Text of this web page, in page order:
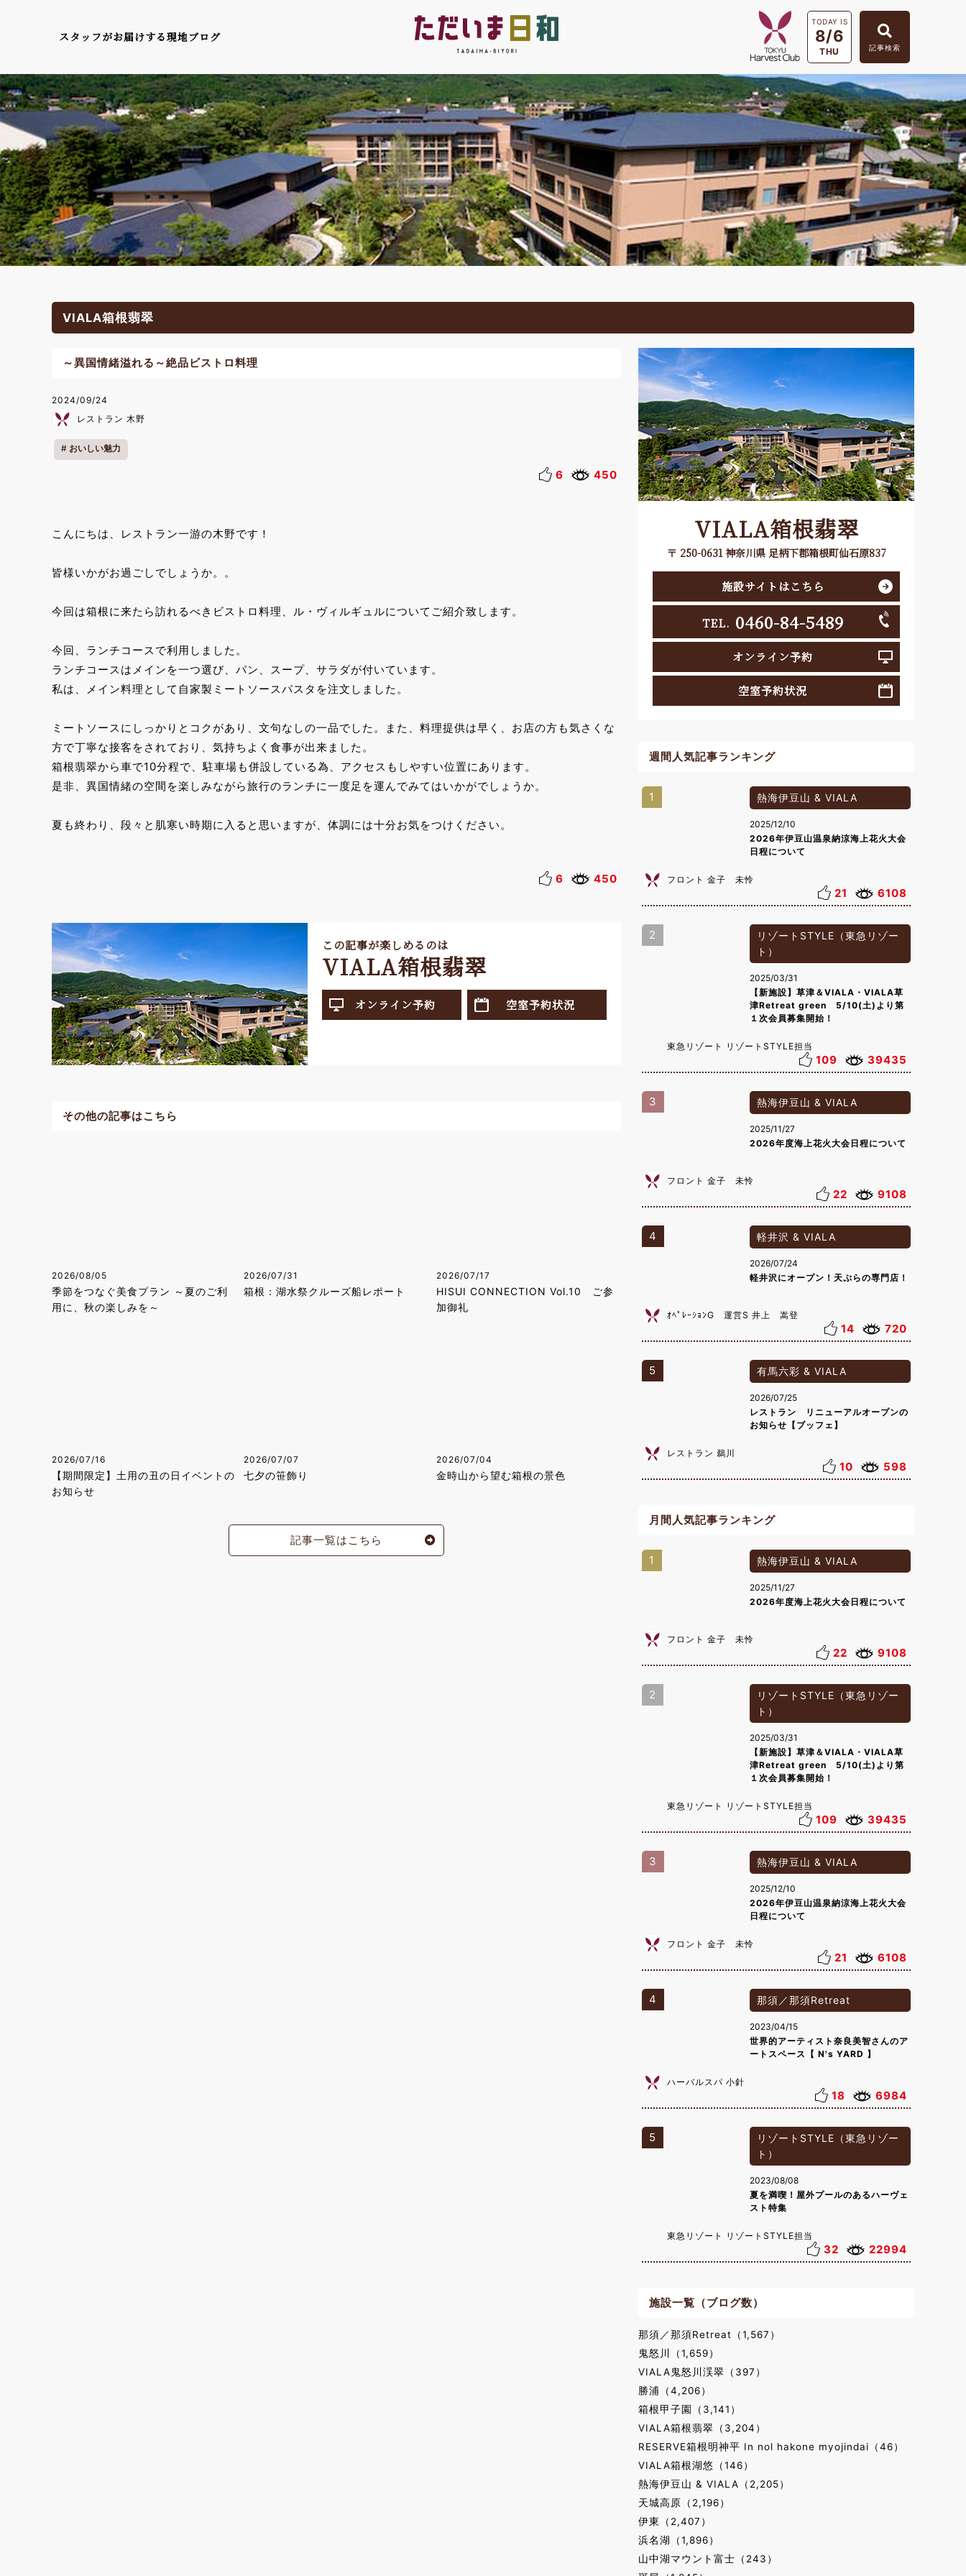
スタッフがお届けする現地ブログ
TODAY IS
8/6
THU 記事検索
VIALA箱根翡翠
～異国情緒溢れる～絶品ビストロ料理
2024/09/24
レストラン 木野
おいしい魅力
6 450
こんにちは、レストラン一游の木野です！
皆様いかがお過ごしでしょうか。。
今回は箱根に来たら訪れるべきビストロ料理、ル・ヴィルギュルについてご紹介致します。
今回、ランチコースで利用しました。
ランチコースはメインを一つ選び、パン、スープ、サラダが付いています。
私は、メイン料理として自家製ミートソースパスタを注文しました。
ミートソースにしっかりとコクがあり、文句なしの一品でした。また、料理提供は早く、お店の方も気さくな
方で丁寧な接客をされており、気持ちよく食事が出来ました。
箱根翡翠から車で10分程で、駐車場も併設している為、アクセスもしやすい位置にあります。
是非、異国情緒の空間を楽しみながら旅行のランチに一度足を運んでみてはいかがでしょうか。
夏も終わり、段々と肌寒い時期に入ると思いますが、体調には十分お気をつけください。
6 450
この記事が楽しめるのは
VIALA箱根翡翠
オンライン予約 空室予約状況
その他の記事はこちら
2026/08/05
季節をつなぐ美食プラン ～夏のご利
用に、秋の楽しみを～
2026/07/31
箱根：湖水祭クルーズ船レポート
2026/07/17
HISUI CONNECTION Vol.10 ご参
加御礼
2026/07/16
【期間限定】土用の丑の日イベントの
お知らせ
2026/07/07
七夕の笹飾り
2026/07/04
金時山から望む箱根の景色
記事一覧はこちら
VIALA箱根翡翠
〒 250-0631 神奈川県 足柄下郡箱根町仙石原837
施設サイトはこちら
TEL. 0460-84-5489
オンライン予約
空室予約状況
週間人気記事ランキング
1 熱海伊豆山 & VIALA
2025/12/10
2026年伊豆山温泉納涼海上花火大会
日程について
フロント 金子 未怜
21 6108
2
リゾートSTYLE（東急リゾー
ト）
2025/03/31
【新施設】草津＆VIALA・VIALA草
津Retreat green 5/10(土)より第
１次会員募集開始！
東急リゾート リゾートSTYLE担当
109 39435
3 熱海伊豆山 & VIALA
2025/11/27
2026年度海上花火大会日程について
フロント 金子 未怜
22 9108
4 軽井沢 & VIALA
2026/07/24
軽井沢にオープン！天ぷらの専門店！
ｵﾍﾟﾚｰｼｮﾝG 運営S 井上 嵩登
14 720
5 有馬六彩 & VIALA
2026/07/25
レストラン リニューアルオープンの
お知らせ【ブッフェ】
レストラン 鵜川
10 598
月間人気記事ランキング
1 熱海伊豆山 & VIALA
2025/11/27
2026年度海上花火大会日程について
フロント 金子 未怜
22 9108
2
リゾートSTYLE（東急リゾー
ト）
2025/03/31
【新施設】草津＆VIALA・VIALA草
津Retreat green 5/10(土)より第
１次会員募集開始！
東急リゾート リゾートSTYLE担当
109 39435
3 熱海伊豆山 & VIALA
2025/12/10
2026年伊豆山温泉納涼海上花火大会
日程について
フロント 金子 未怜
21 6108
4 那須／那須Retreat
2023/04/15
世界的アーティスト奈良美智さんのア
ートスペース【 N's YARD 】
ハーバルスパ 小針
18 6984
5
リゾートSTYLE（東急リゾー
ト）
2023/08/08
夏を満喫！屋外プールのあるハーヴェ
スト特集
東急リゾート リゾートSTYLE担当
32 22994
施設一覧（ブログ数）
那須／那須Retreat（1,567）
鬼怒川（1,659）
VIALA鬼怒川渓翠（397）
勝浦（4,206）
箱根甲子園（3,141）
VIALA箱根翡翠（3,204）
RESERVE箱根明神平 In nol hakone myojindai（46）
VIALA箱根湖悠（146）
熱海伊豆山 & VIALA（2,205）
天城高原（2,196）
伊東（2,407）
浜名湖（1,896）
山中湖マウント富士（243）